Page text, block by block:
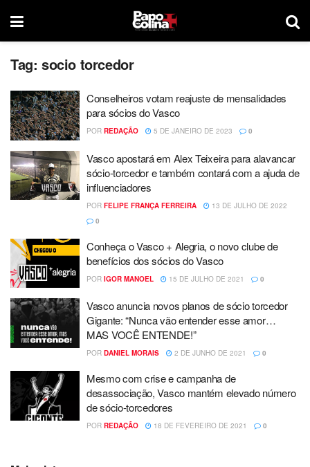
Tag: socio torcedor
Conselheiros votam reajuste de mensalidades
para sócios do Vasco
POR REDAÇÃO 5 DE JANEIRO DE 2023 0
Vasco apostará em Alex Teixeira para alavancar
sócio-torcedor e também contará com a ajuda de
influenciadores
POR FELIPE FRANÇA FERREIRA
13 DE JULHO DE 2022
0
Conheça o Vasco + Alegria, o novo clube de
benefícios dos sócios do Vasco
POR IGOR MANOEL 15 DE JULHO DE 2021 0
Vasco anuncia novos planos de sócio torcedor
Gigante: “Nunca vão entender esse amor…
MAS VOCÊ ENTENDE!”
POR DANIEL MORAIS 2 DE JUNHO DE 2021 0
Mesmo com crise e campanha de
desassociação, Vasco mantém elevado número
de sócio-torcedores
POR REDAÇÃO 18 DE FEVEREIRO DE 2021 0